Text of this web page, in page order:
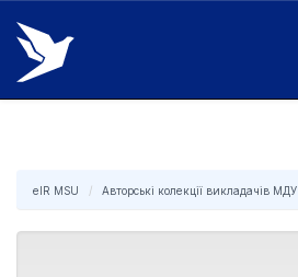
Skip
navigation
eIR MSU Авторські колекції викладачів МДУ